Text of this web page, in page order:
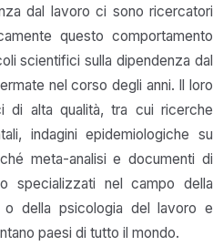
dal lavoro ci sono ricercatori
questo comportamento
scientifici sulla dipendenza dal
nel corso degli anni. Il loro
di alta qualità, tra cui ricerche
indagini epidemiologiche su
meta-analisi e documenti di
specializzati nel campo della
o della psicologia del lavoro e
paesi di tutto il mondo.